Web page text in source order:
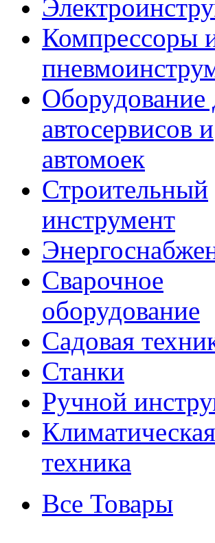
Компрессоры
Оборудование
автосервисов и
автомоек
Строительный
инструмент
Сварочное
оборудование
Садовая
Станки
Ручной
Климатическая
техника
Все Товары